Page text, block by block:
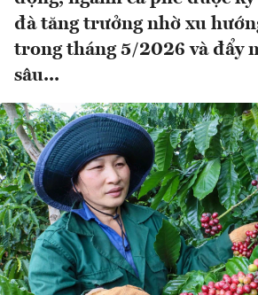
đà tăng trưởng nhờ xu
trong tháng 5/2026 và đẩy
sâu...